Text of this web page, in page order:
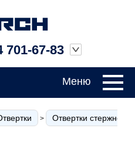
701-67-83
Меню
> Отвертки